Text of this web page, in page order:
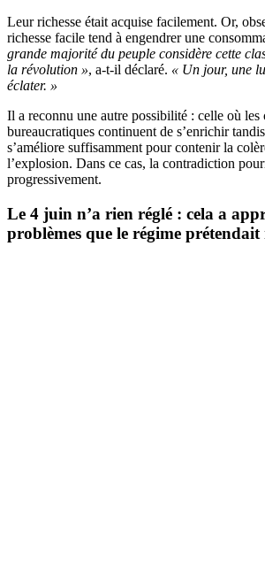
Leur richesse était acquise facilement. Or,
richesse facile tend à engendrer une
grande majorité du peuple considère cette
la révolution », a-t-il déclaré. « Un jour, une
éclater. »
Il a reconnu une autre possibilité : celle où les
bureaucratiques continuent de s’enrichir
s’améliore suffisamment pour contenir la
l’explosion. Dans ce cas, la contradiction
progressivement.
Le 4 juin n’a rien réglé : cela a
problèmes que le régime prétendait